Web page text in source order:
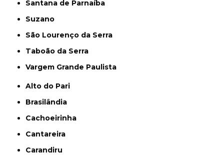
Santana de Parnaíba
Suzano
São Lourenço da Serra
Taboão da Serra
Vargem Grande Paulista
Alto do Pari
Brasilândia
Cachoeirinha
Cantareira
Carandiru